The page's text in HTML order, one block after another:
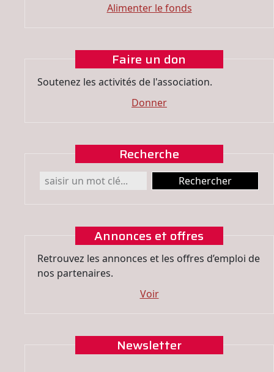
Alimenter le fonds
Faire un don
Soutenez les activités de l'association.
Donner
Recherche
Annonces et offres
Retrouvez les annonces et les offres d’emploi de
nos partenaires.
Voir
Newsletter